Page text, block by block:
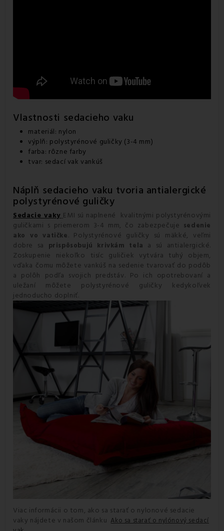
Vlastnosti sedacieho vaku
materiál: nylon
výplň: polystyrénové guličky (3-4 mm)
farba: rôzne farby
tvar: sedací vak vankúš
Náplň sedacieho vaku tvoria antialergické
polystyrénové guličky
Sedacie vaky EMI sú naplnené kvalitnými polystyrénovými
guličkami s priemerom 3-4 mm, čo zabezpečuje sedenie
ako vo vatičke. Polystyrénové guličky sú mäkké, veľmi
dobre sa
prispôsobujú krivkám tela
a sú antialergické.
Zoskupenie niekoľko tisíc guličiek vytvára tuhý objem,
vďaka čomu môžete vankúš na sedenie tvarovať do podôb
a polôh podľa svojich predstáv. Po ich opotrebovaní a
uležaní môžete polystyrénové guličky kedykoľvek
jednoducho doplniť.
Viac informácii o tom, ako sa starať o nylonové sedacie
vaky nájdete v našom článku Ako sa starať o nylónový sedací